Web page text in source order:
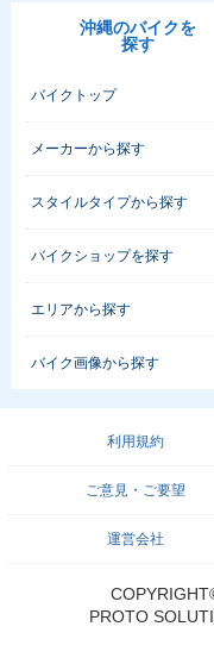
沖縄のバイクを
探す
バイクトップ
メーカーから探す
スタイルタイプから探す
バイクショップを探す
エリアから探す
バイク画像から探す
利用規約
ご意見・ご要望
運営会社
PROTO